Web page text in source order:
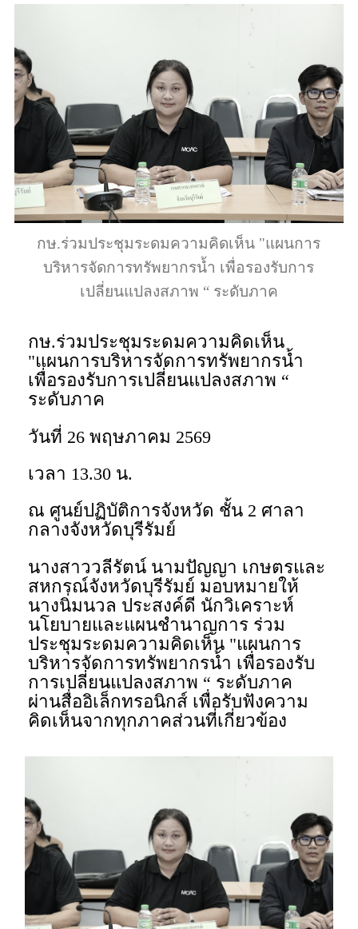
กษ.ร่วมประชุมระดมความคิดเห็น "แผนการ
บริหารจัดการทรัพยากรน้ำ เพื่อรองรับการ
เปลี่ยนแปลงสภาพ “ ระดับภาค
กษ.ร่วมประชุมระดมความคิดเห็น
"แผนการบริหารจัดการทรัพยากรน้ำ
เพื่อรองรับการเปลี่ยนแปลงสภาพ “
ระดับภาค
วันที่ 26 พฤษภาคม 2569
เวลา 13.30 น.
ณ ศูนย์ปฏิบัติการจังหวัด ชั้น 2 ศาลา
กลางจังหวัดบุรีรัมย์
นางสาววลีรัตน์ นามปัญญา เกษตรและ
สหกรณ์จังหวัดบุรีรัมย์ มอบหมายให้
นางนิ่มนวล ประสงค์ดี นักวิเคราะห์
นโยบายและแผนชำนาญการ ร่วม
ประชุมระดมความคิดเห็น "แผนการ
บริหารจัดการทรัพยากรน้ำ เพื่อรองรับ
การเปลี่ยนแปลงสภาพ “ ระดับภาค
ผ่านสื่ออิเล็กทรอนิกส์ เพื่อรับฟังความ
คิดเห็นจากทุกภาคส่วนที่เกี่ยวข้อง